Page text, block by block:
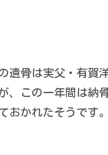
遺骨は実父・有賀
、この一年間は納
おかれたそうです。